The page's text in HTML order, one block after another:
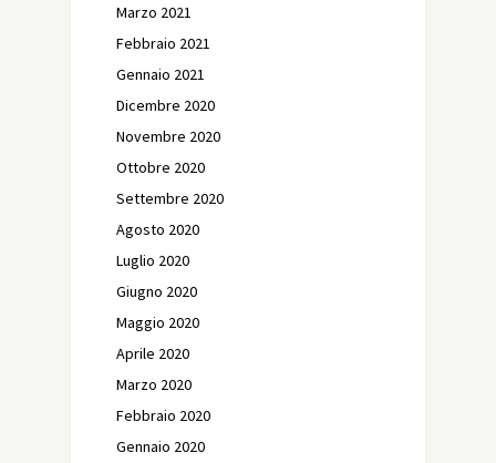
Marzo 2021
Febbraio 2021
Gennaio 2021
Dicembre 2020
Novembre 2020
Ottobre 2020
Settembre 2020
Agosto 2020
Luglio 2020
Giugno 2020
Maggio 2020
Aprile 2020
Marzo 2020
Febbraio 2020
Gennaio 2020